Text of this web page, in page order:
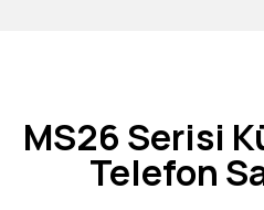
MS26 Serisi
Telefon